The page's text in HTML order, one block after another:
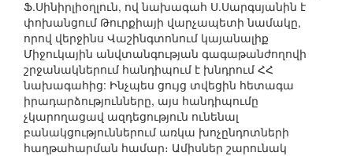
Ֆ.Սինիրլիօղլուն, ով նախագահ Ս.Սարգսյանին է
փոխանցում Թուրքիայի վարչապետի նամակը,
որով վերջինս Վաշինգտոնում կայանալիք
Միջուկային անվտանգության գագաթանժողովի
շրջանակներում հանդիպում է խնդրում ՀՀ
նախագահից: Ինչպես ցույց տվեցին հետագա
իրադարձությունները, այս հանդիպումը
չկարողացավ ազդեցություն ունենալ
բանակցություններում առկա խոչընդոտների
հաղթահարման համար։ Ամիսներ շարունակ